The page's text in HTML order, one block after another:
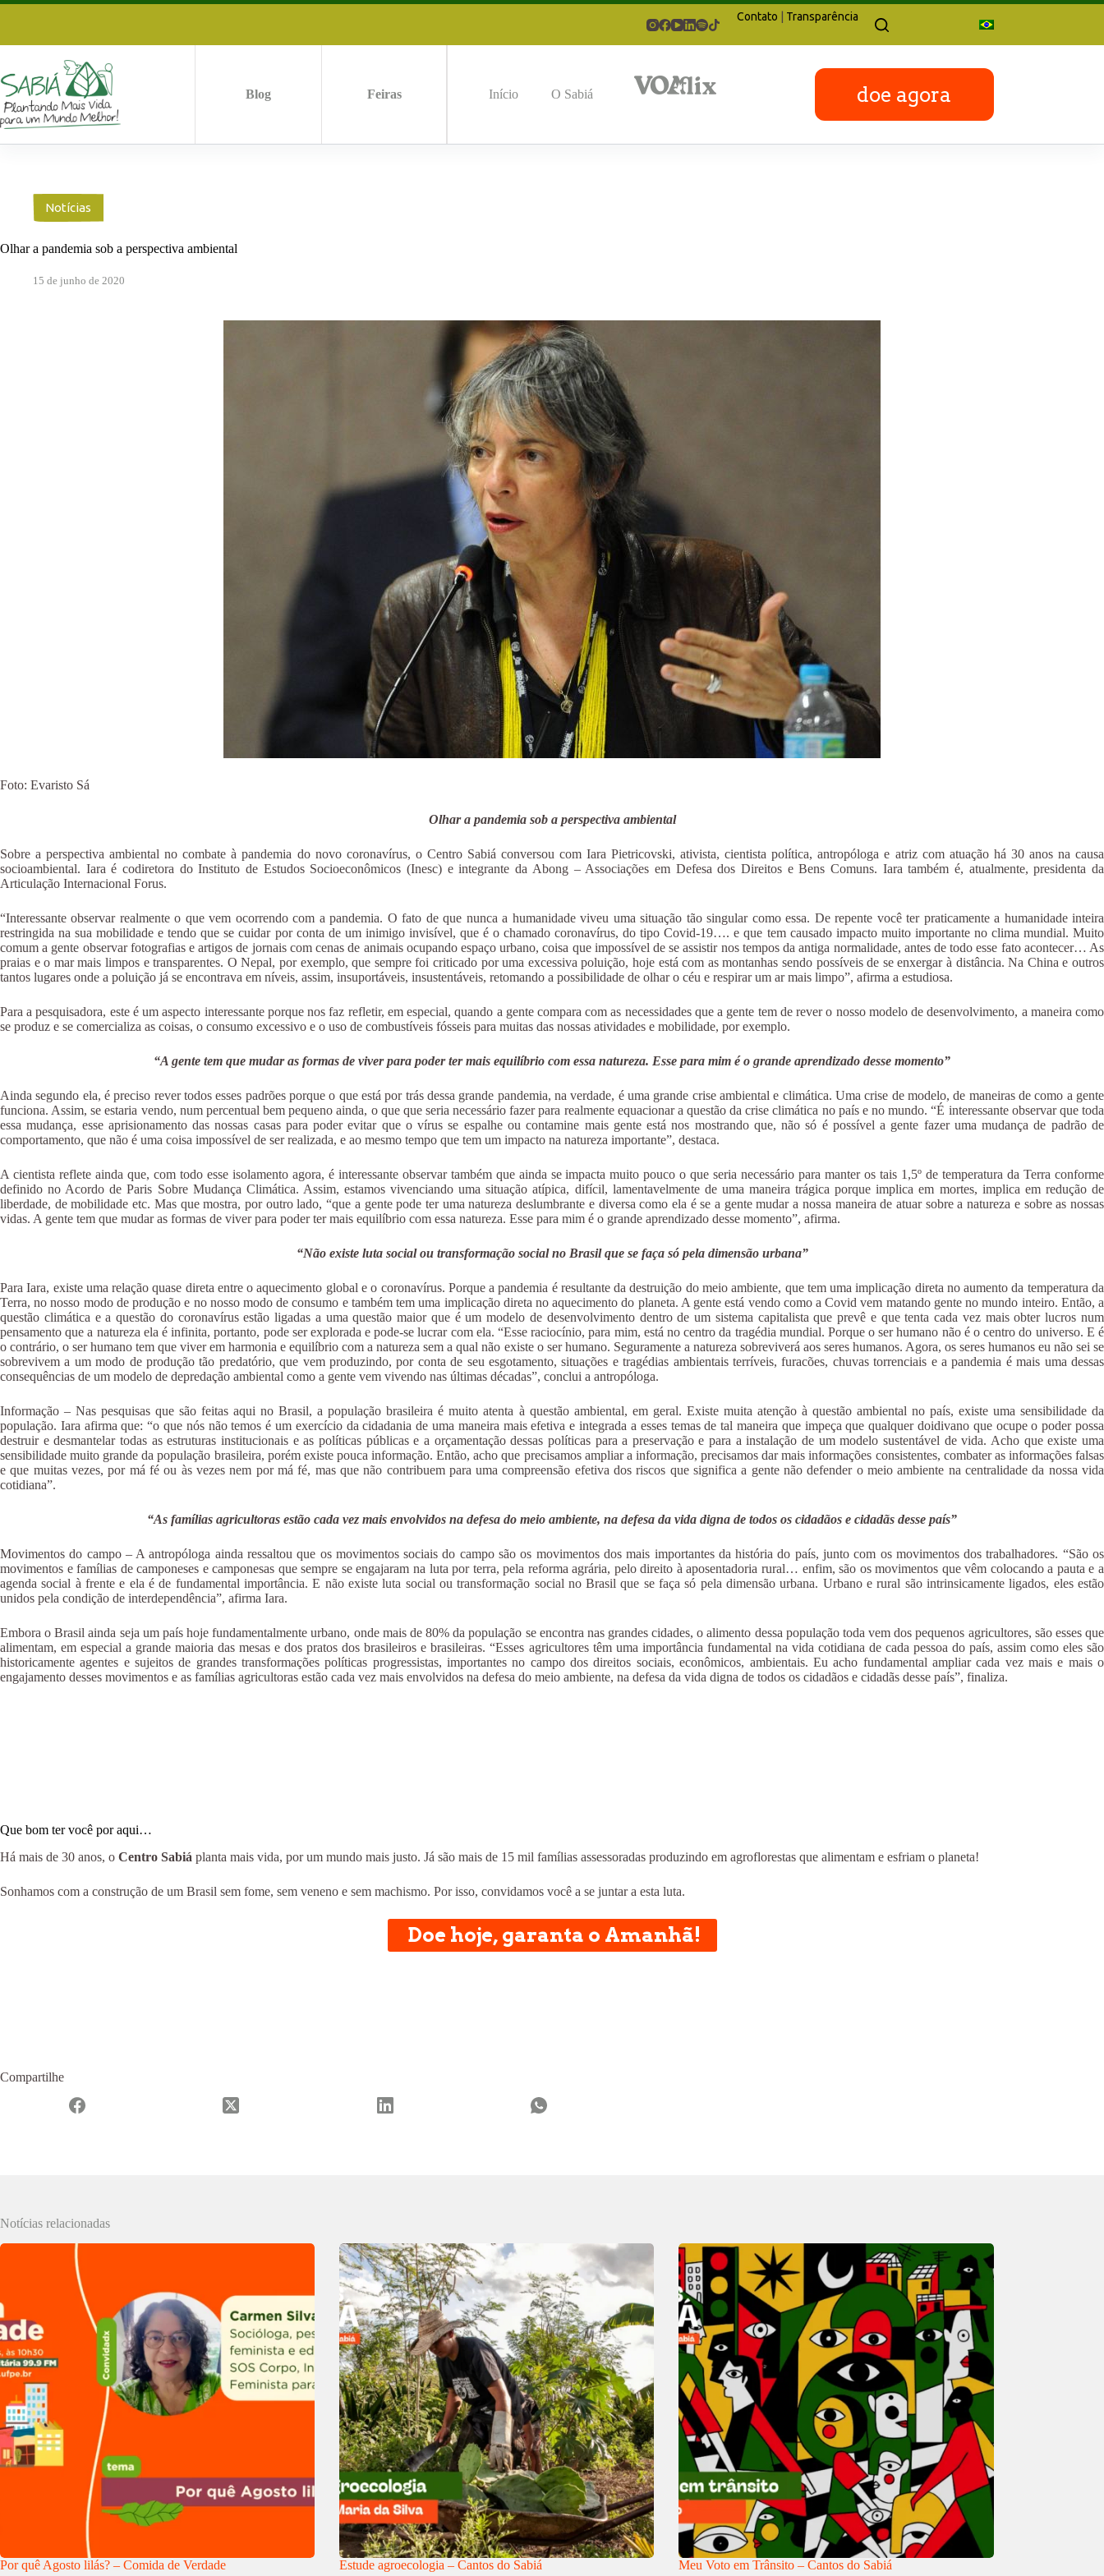
Pular
Contato | Transparência
Blog Feiras Início O Sabiá doe agora
Notícias
Olhar a pandemia sob a perspectiva ambiental
15 de junho de 2020
Foto: Evaristo Sá
Olhar a pandemia sob a perspectiva ambiental
Sobre a perspectiva ambiental no combate à pandemia do novo coronavírus, o Centro Sabiá conversou com Iara Pietricovski, ativista, cientista política, antropóloga e atriz com atuação há 30 anos na causa
socioambiental. Iara é codiretora do Instituto de Estudos Socioeconômicos (Inesc) e integrante da Abong – Associações em Defesa dos Direitos e Bens Comuns. Iara também é, atualmente, presidenta da
Articulação Internacional Forus.
“Interessante observar realmente o que vem ocorrendo com a pandemia. O fato de que nunca a humanidade viveu uma situação tão singular como essa. De repente você ter praticamente a humanidade inteira
restringida na sua mobilidade e tendo que se cuidar por conta de um inimigo invisível, que é o chamado coronavírus, do tipo Covid-19…. e que tem causado impacto muito importante no clima mundial. Muito
comum a gente observar fotografias e artigos de jornais com cenas de animais ocupando espaço urbano, coisa que impossível de se assistir nos tempos da antiga normalidade, antes de todo esse fato acontecer… As
praias e o mar mais limpos e transparentes. O Nepal, por exemplo, que sempre foi criticado por uma excessiva poluição, hoje está com as montanhas sendo possíveis de se enxergar à distância. Na China e outros
tantos lugares onde a poluição já se encontrava em níveis, assim, insuportáveis, insustentáveis, retomando a possibilidade de olhar o céu e respirar um ar mais limpo”, afirma a estudiosa.
Para a pesquisadora, este é um aspecto interessante porque nos faz refletir, em especial, quando a gente compara com as necessidades que a gente tem de rever o nosso modelo de desenvolvimento, a maneira como
se produz e se comercializa as coisas, o consumo excessivo e o uso de combustíveis fósseis para muitas das nossas atividades e mobilidade, por exemplo.
“A gente tem que mudar as formas de viver para poder ter mais equilíbrio com essa natureza. Esse para mim é o grande aprendizado desse momento”
Ainda segundo ela, é preciso rever todos esses padrões porque o que está por trás dessa grande pandemia, na verdade, é uma grande crise ambiental e climática. Uma crise de modelo, de maneiras de como a gente
funciona. Assim, se estaria vendo, num percentual bem pequeno ainda, o que que seria necessário fazer para realmente equacionar a questão da crise climática no país e no mundo. “É interessante observar que toda
essa mudança, esse aprisionamento das nossas casas para poder evitar que o vírus se espalhe ou contamine mais gente está nos mostrando que, não só é possível a gente fazer uma mudança de padrão de
comportamento, que não é uma coisa impossível de ser realizada, e ao mesmo tempo que tem um impacto na natureza importante”, destaca.
A cientista reflete ainda que, com todo esse isolamento agora, é interessante observar também que ainda se impacta muito pouco o que seria necessário para manter os tais 1,5º de temperatura da Terra conforme
definido no Acordo de Paris Sobre Mudança Climática. Assim, estamos vivenciando uma situação atípica, difícil, lamentavelmente de uma maneira trágica porque implica em mortes, implica em redução de
liberdade, de mobilidade etc. Mas que mostra, por outro lado, “que a gente pode ter uma natureza deslumbrante e diversa como ela é se a gente mudar a nossa maneira de atuar sobre a natureza e sobre as nossas
vidas. A gente tem que mudar as formas de viver para poder ter mais equilíbrio com essa natureza. Esse para mim é o grande aprendizado desse momento”, afirma.
“Não existe luta social ou transformação social no Brasil que se faça só pela dimensão urbana”
Para Iara, existe uma relação quase direta entre o aquecimento global e o coronavírus. Porque a pandemia é resultante da destruição do meio ambiente, que tem uma implicação direta no aumento da temperatura da
Terra, no nosso modo de produção e no nosso modo de consumo e também tem uma implicação direta no aquecimento do planeta. A gente está vendo como a Covid vem matando gente no mundo inteiro. Então, a
questão climática e a questão do coronavírus estão ligadas a uma questão maior que é um modelo de desenvolvimento dentro de um sistema capitalista que prevê e que tenta cada vez mais obter lucros num
pensamento que a natureza ela é infinita, portanto, pode ser explorada e pode-se lucrar com ela. “Esse raciocínio, para mim, está no centro da tragédia mundial. Porque o ser humano não é o centro do universo. E é
o contrário, o ser humano tem que viver em harmonia e equilíbrio com a natureza sem a qual não existe o ser humano. Seguramente a natureza sobreviverá aos seres humanos. Agora, os seres humanos eu não sei se
sobrevivem a um modo de produção tão predatório, que vem produzindo, por conta de seu esgotamento, situações e tragédias ambientais terríveis, furacões, chuvas torrenciais e a pandemia é mais uma dessas
consequências de um modelo de depredação ambiental como a gente vem vivendo nas últimas décadas”, conclui a antropóloga.
Informação – Nas pesquisas que são feitas aqui no Brasil, a população brasileira é muito atenta à questão ambiental, em geral. Existe muita atenção à questão ambiental no país, existe uma sensibilidade da
população. Iara afirma que: “o que nós não temos é um exercício da cidadania de uma maneira mais efetiva e integrada a esses temas de tal maneira que impeça que qualquer doidivano que ocupe o poder possa
destruir e desmantelar todas as estruturas institucionais e as políticas públicas e a orçamentação dessas políticas para a preservação e para a instalação de um modelo sustentável de vida. Acho que existe uma
sensibilidade muito grande da população brasileira, porém existe pouca informação. Então, acho que precisamos ampliar a informação, precisamos dar mais informações consistentes, combater as informações falsas
e que muitas vezes, por má fé ou às vezes nem por má fé, mas que não contribuem para uma compreensão efetiva dos riscos que significa a gente não defender o meio ambiente na centralidade da nossa vida
cotidiana”.
“As famílias agricultoras estão cada vez mais envolvidos na defesa do meio ambiente, na defesa da vida digna de todos os cidadãos e cidadãs desse país”
Movimentos do campo – A antropóloga ainda ressaltou que os movimentos sociais do campo são os movimentos dos mais importantes da história do país, junto com os movimentos dos trabalhadores. “São os
movimentos e famílias de camponeses e camponesas que sempre se engajaram na luta por terra, pela reforma agrária, pelo direito à aposentadoria rural… enfim, são os movimentos que vêm colocando a pauta e a
agenda social à frente e ela é de fundamental importância. E não existe luta social ou transformação social no Brasil que se faça só pela dimensão urbana. Urbano e rural são intrinsicamente ligados, eles estão
unidos pela condição de interdependência”, afirma Iara.
Embora o Brasil ainda seja um país hoje fundamentalmente urbano, onde mais de 80% da população se encontra nas grandes cidades, o alimento dessa população toda vem dos pequenos agricultores, são esses que
alimentam, em especial a grande maioria das mesas e dos pratos dos brasileiros e brasileiras. “Esses agricultores têm uma importância fundamental na vida cotidiana de cada pessoa do país, assim como eles são
historicamente agentes e sujeitos de grandes transformações políticas progressistas, importantes no campo dos direitos sociais, econômicos, ambientais. Eu acho fundamental ampliar cada vez mais e mais o
engajamento desses movimentos e as famílias agricultoras estão cada vez mais envolvidos na defesa do meio ambiente, na defesa da vida digna de todos os cidadãos e cidadãs desse país”, finaliza.
Que bom ter você por aqui…
Há mais de 30 anos, o Centro Sabiá planta mais vida, por um mundo mais justo. Já são mais de 15 mil famílias assessoradas produzindo em agroflorestas que alimentam e esfriam o planeta!
Sonhamos com a construção de um Brasil sem fome, sem veneno e sem machismo. Por isso, convidamos você a se juntar a esta luta.
Doe hoje, garanta o Amanhã!
Compartilhe
Notícias relacionadas
Por quê Agosto lilás? – Comida de Verdade Estude agroecologia – Cantos do Sabiá Meu Voto em Trânsito – Cantos do Sabiá